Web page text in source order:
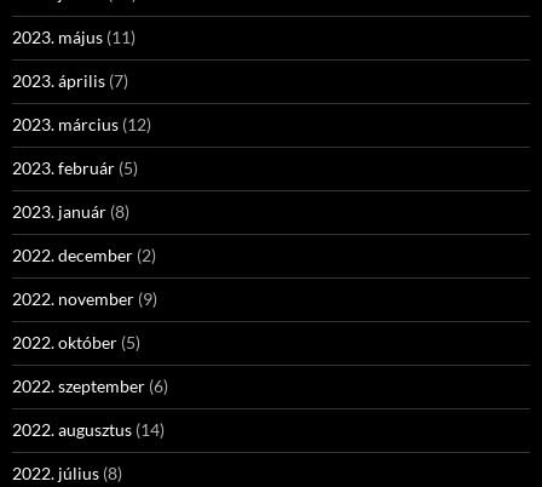
2023. május (11)
2023. április (7)
2023. március (12)
2023. február (5)
2023. január (8)
2022. december (2)
2022. november (9)
2022. október (5)
2022. szeptember (6)
2022. augusztus (14)
2022. július (8)